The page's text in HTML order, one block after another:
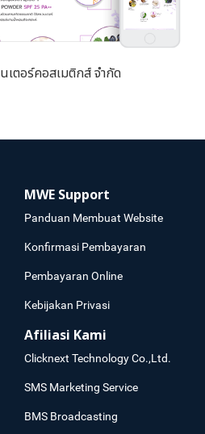
เตอร์คอสเมติกส์ จำกัด
MWE Support
Panduan Membuat Website
Konfirmasi Pembayaran
Pembayaran Online
Kebijakan Privasi
Afiliasi Kami
Clicknext Technology Co.,Ltd.
SMS Marketing Service
BMS Broadcasting